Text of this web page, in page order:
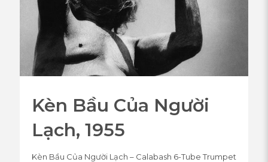
Kèn Bầu Của Người
Lạch, 1955
Kèn Bầu Của Người Lạch – Calabash 6-Tube Trumpet